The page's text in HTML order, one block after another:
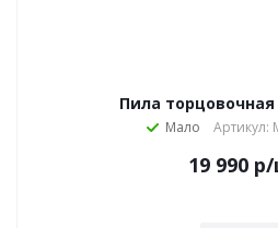
Пила торцовочная
Мало Артикул:
19 990 р/